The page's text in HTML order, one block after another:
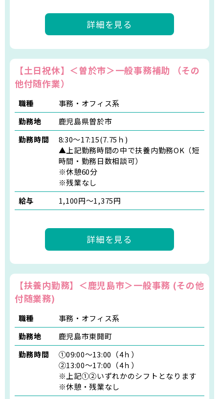
詳細を見る
【土日祝休】＜曽於市＞一般事務補助 （その
他付随作業）
職種
事務・オフィス系
勤務地
鹿児島県曽於市
勤務時間
8:30～17:15(7.75ｈ)
▲上記勤務時間の中で扶養内勤務OK（短
時間・勤務日数相談可）
※休憩60分
※残業なし
給与
1,100円～1,375円
詳細を見る
【扶養内勤務】＜鹿児島市＞一般事務 (その他
付随業務)
職種
事務・オフィス系
勤務地
鹿児島市東開町
勤務時間
①09:00～13:00（4ｈ）
②13:00～17:00（4ｈ）
※上記①②いずれかのシフトとなります
※休憩・残業なし